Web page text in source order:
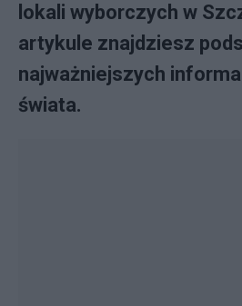
lokali wyborczych w
artykule znajdziesz
najważniejszych
świata.